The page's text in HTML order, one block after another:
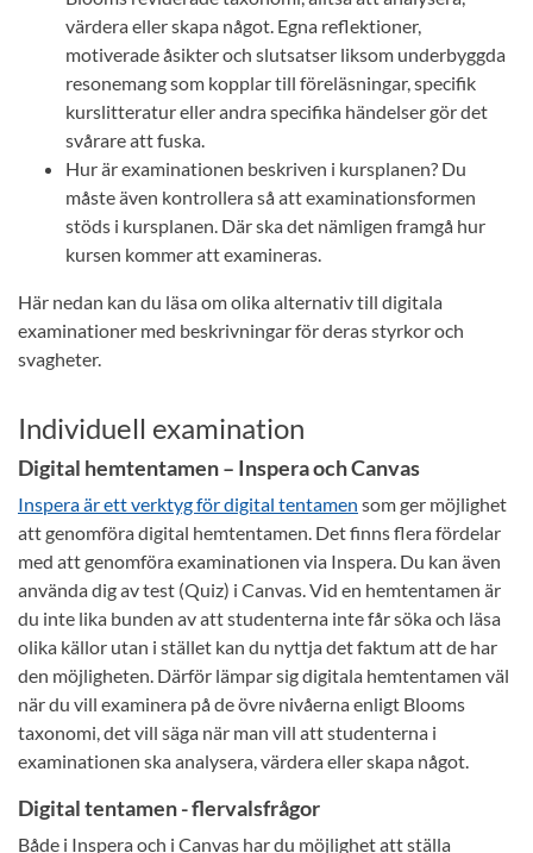
värdera eller skapa något. Egna reflektioner,
motiverade åsikter och slutsatser liksom underbyggda
resonemang som kopplar till föreläsningar, specifik
kurslitteratur eller andra specifika händelser gör det
svårare att fuska.
Hur är examinationen beskriven i kursplanen? Du
måste även kontrollera så att examinationsformen
stöds i kursplanen. Där ska det nämligen framgå hur
kursen kommer att examineras.
Här nedan kan du läsa om olika alternativ till digitala
examinationer med beskrivningar för deras styrkor och
svagheter.
Individuell examination
Digital hemtentamen – Inspera och Canvas
Inspera är ett verktyg för digital tentamen som ger möjlighet
att genomföra digital hemtentamen. Det finns flera fördelar
med att genomföra examinationen via Inspera. Du kan även
använda dig av test (Quiz) i Canvas. Vid en hemtentamen är
du inte lika bunden av att studenterna inte får söka och läsa
olika källor utan i stället kan du nyttja det faktum att de har
den möjligheten. Därför lämpar sig digitala hemtentamen väl
när du vill examinera på de övre nivåerna enligt Blooms
taxonomi, det vill säga när man vill att studenterna i
examinationen ska analysera, värdera eller skapa något.
Digital tentamen - flervalsfrågor
Både i Inspera och i Canvas har du möjlighet att ställa